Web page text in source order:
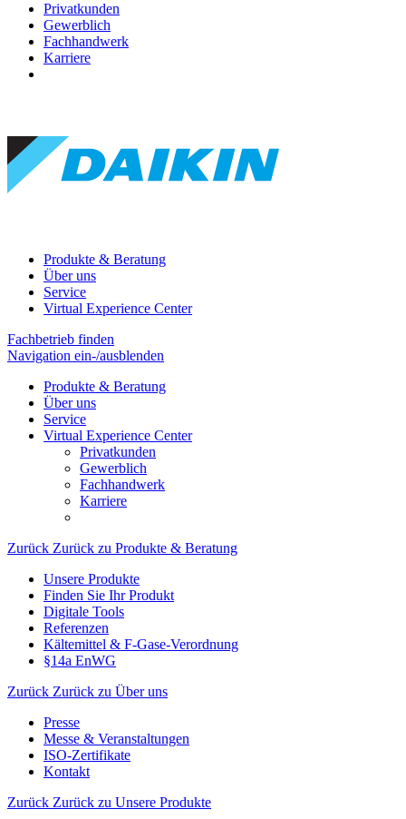
Privatkunden
Gewerblich
Fachhandwerk
Karriere
Produkte & Beratung
Über uns
Service
Virtual Experience Center
Fachbetrieb finden
Navigation ein-/ausblenden
Produkte & Beratung
Über uns
Service
Virtual Experience Center
Privatkunden
Gewerblich
Fachhandwerk
Karriere
Zurück Zurück zu Produkte & Beratung
Unsere Produkte
Finden Sie Ihr Produkt
Digitale Tools
Referenzen
Kältemittel & F-Gase-Verordnung
§14a EnWG
Zurück Zurück zu Über uns
Presse
Messe & Veranstaltungen
ISO-Zertifikate
Kontakt
Zurück Zurück zu Unsere Produkte